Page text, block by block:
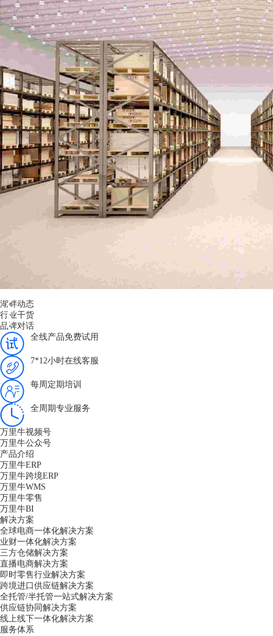
湖畔动态
行业干货
品牌对话
全线产品免费试用
7*12小时在线客服
每周定期培训
全周期专业服务
万里牛视频号
万里牛公众号
产品介绍
万里牛ERP
万里牛跨境ERP
万里牛WMS
万里牛零售
万里牛BI
解决方案
全球电商一体化解决方案
业财一体化解决方案
三方仓储解决方案
直播电商解决方案
即时零售行业解决方案
跨境进口供应链解决方案
全托管/半托管一站式解决方案
供应链协同解决方案
线上线下一体化解决方案
服务体系